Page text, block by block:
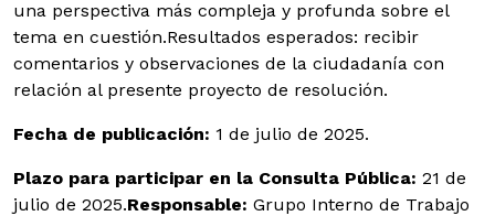
una perspectiva más compleja y profunda sobre el
tema en cuestión.Resultados esperados: recibir
comentarios y observaciones de la ciudadanía con
relación al presente proyecto de resolución.
Fecha de publicación: 1 de julio de 2025.
Plazo para participar en la Consulta Pública: 21 de
julio de 2025.Responsable: Grupo Interno de Trabajo